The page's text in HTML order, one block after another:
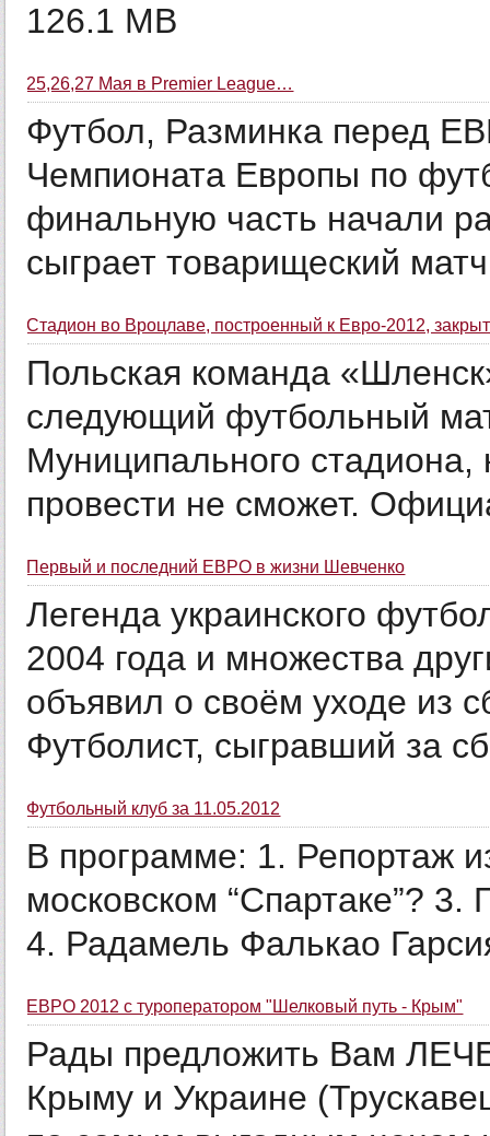
126.1 MB
25,26,27 Мая в Premier League…
Футбол, Разминка перед
Чемпионата Европы по
финальную часть начали
сыграет товарищеский
Стадион во Вроцлаве, построенный к Евро-2012,
Польская команда
следующий футбольный
Муниципального
провести не сможет.
Первый и последний ЕВРО в жизни Шевченко
Легенда украинского
2004 года и множества
объявил о своём уходе из
Футболист, сыгравший за
Футбольный клуб за 11.05.2012
В программе: 1. Репортаж
московском “Спартаке”?
4. Радамель Фалькао
ЕВРО 2012 с туроператором "Шелковый путь - Крым"
Рады предложить Вам
Крыму и Украине